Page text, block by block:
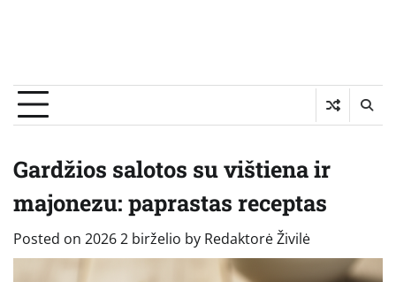
Gardžios salotos su vištiena ir
majonezu: paprastas receptas
Posted on 2026 2 birželio by Redaktorė Živilė